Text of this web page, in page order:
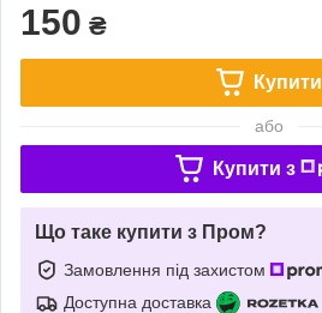
150 ₴
Купити
або
Купити з
Що таке купити з Пром?
Замовлення під захистом
Доступна доставка